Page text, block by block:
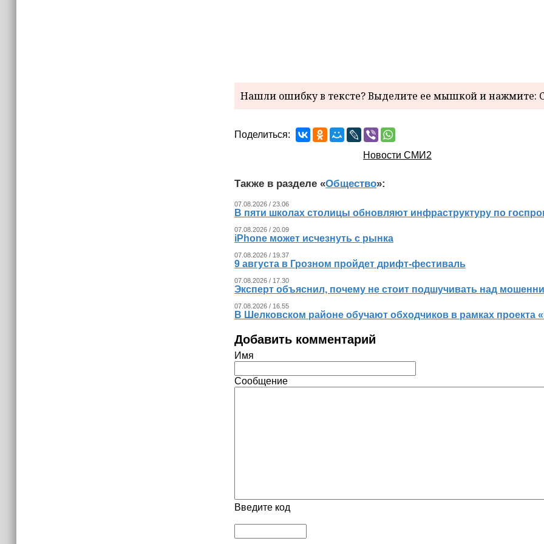
Нашли ошибку в тексте? Выделите ее мышкой и нажмите:
Поделиться:
Новости СМИ2
Также в разделе «Общество»:
07.08.2026 / 23.06
В пяти школах столицы обновляют инфраструктуру по
07.08.2026 / 20.09
iPhone может исчезнуть с рынка
07.08.2026 / 19.37
9 августа в Грозном пройдет дрифт-фестиваль
07.08.2026 / 17.30
Эксперт объяснил, почему не стоит подшучивать над
07.08.2026 / 16.55
В Шелковском районе обучают обходчиков в рамках
Добавить комментарий
Имя
Сообщение
Введите код